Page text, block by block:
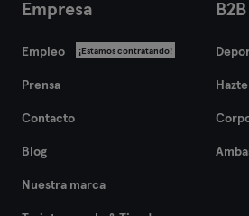
Empresa
Empleo ¡Estamos contratando!
Prensa
Contacto
Blog
Nuestra marca
B2B